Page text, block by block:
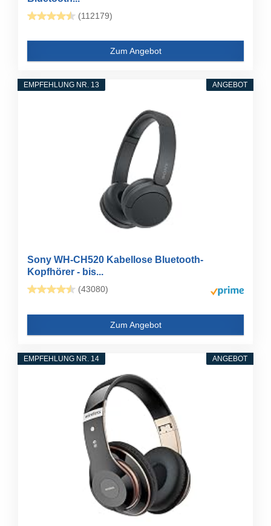
(112179)
Zum Angebot
ANGEBOT
EMPFEHLUNG NR. 13
Sony WH-CH520 Kabellose Bluetooth-
Kopfhörer - bis...
(43080)
Zum Angebot
ANGEBOT
EMPFEHLUNG NR. 14